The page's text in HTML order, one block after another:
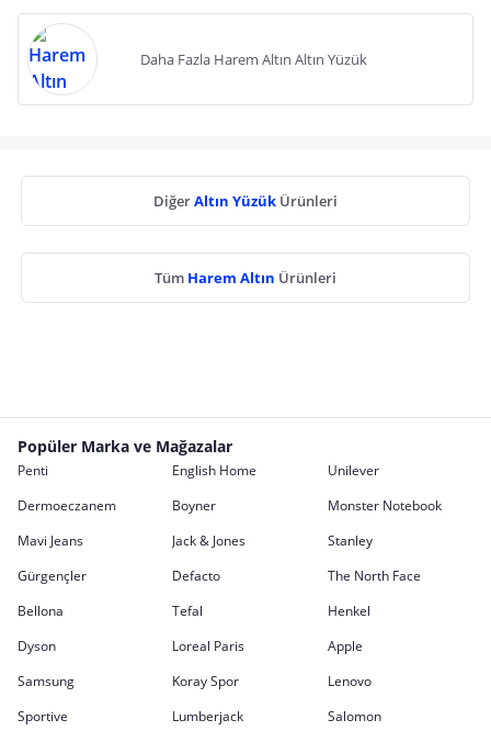
Daha Fazla Harem Altın Altın Yüzük
DiğerAltın Yüzük Ürünleri
Tüm Harem Altın Ürünleri
Popüler Marka ve Mağazalar
Penti English Home
Unilever
Dermoeczanem
Boyner
Monster Notebook
Mavi Jeans
Jack & Jones
Stanley
Gürgençler
Defacto
The North Face
Bellona
Tefal
Henkel
Dyson
Loreal Paris
Apple
Samsung
Koray Spor
Lenovo
Sportive
Lumberjack Salomon